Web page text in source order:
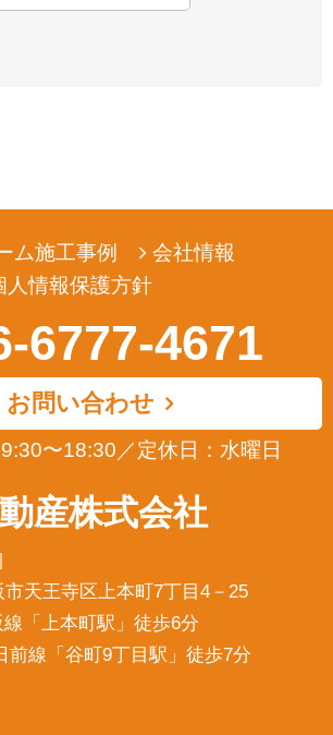
ーの皆様から提供していただいた個人情報
ある場合を除き、その同意なくして第三者
な理由がない限り、個人情報が第三者から
若しくは漏洩されることのないよう努めま
る照会
の皆様が提供された個人情報の確認、訂正
場合は、弊社対応窓口にお申出いただくこ
善
ーの皆様の個人情報の取扱い、管理及び保護
係法規を遵守するとともに、適宜本ポリシー
の改善に努めます。
ム施工事例
会社情報
人情報保護方針
6777-4671
お問い合わせ
〜18:30 ／定休日：水曜日
産株式会社
天王寺区上本町7丁目4－25
線「上本町駅」徒歩6分
前線「谷町9丁目駅」徒歩7分